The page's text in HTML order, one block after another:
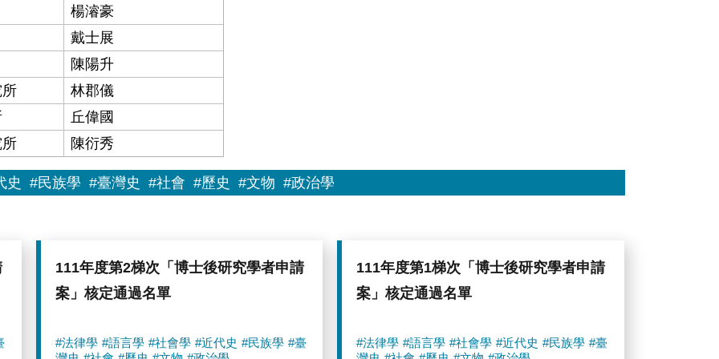
楊濬豪
戴士展
陳陽升
林郡儀
丘偉國
陳衍秀
史 #民族學 #臺灣史 #社會 #歷史 #文物 #政治學
111年度第2梯次「博士後研究學者申請
案」核定通過名單
#法律學 #語言學 #社會學 #近代史 #民族學 #臺
111年度第1梯次「博士後研究學者申請
案」核定通過名單
#法律學 #語言學 #社會學 #近代史 #民族學 #臺